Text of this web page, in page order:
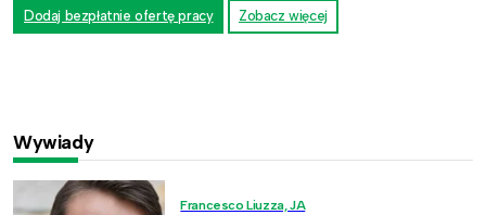
Dodaj bezpłatnie ofertę pracy Zobacz więcej
Wywiady
Francesco Liuzza, JA